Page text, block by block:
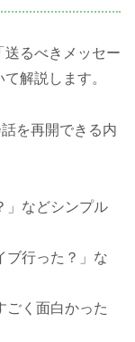
送るべきメッセー
解説します。
話を再開できる内
」などシンプル
ブ行った？」な
ごく面白かった